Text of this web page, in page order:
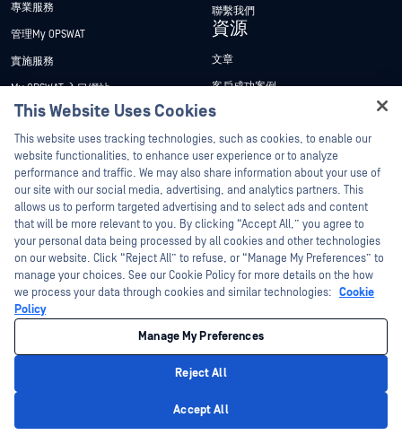
專業服務
管理My OPSWAT
實施服務
My OPSWAT 入口網站
技術檔案
訓練
漏洞通報計畫
合作夥伴
認證
技術合作夥伴
管道合作夥伴計劃
聯繫我們
資源
文章
客戶成功案例
新聞稿
新聞報導
網路研討會
產品型錄
白皮書
免費工具
©2026OPSWAT . 保留所有權利。OPSWAT、MetaDefender、Metascan、
MetaAccess、OPSWAT 、Trust no File. Trust No Device.、OPSWAT 、Protecting the
World's Critical Infrastructure、Deep CDR™ Technology、InQuest、InQuest標誌、
DFI、RetroHunt、Deep File Inspection 及 Join the Hunt 均為OPSWAT 之商標。第三
管理 Cookie 偏好
This Website Uses Cookies
This website uses tracking technologies, such as cookies, to enable our
website functionalities, to enhance user experience or to analyze
performance and traffic. We may also share information about your use of
our site with our social media, advertising, and analytics partners. This
allows us to perform targeted advertising and to select ads and content
that will be more relevant to you. By clicking “Accept All,” you agree to
your personal data being processed by all cookies and other technologies
on our website. Click “Reject All” to refuse, or “Manage My Preferences” to
manage your choices. See our Cookie Policy for more details on the how
we process your data through cookies and similar technologies: Cookie
Policy
Manage My Preferences
Reject All
Accept All
Hey there!
I'm Ozzy, your OPSWAT virtual assistant.
How can I help you secure what's critical
today?